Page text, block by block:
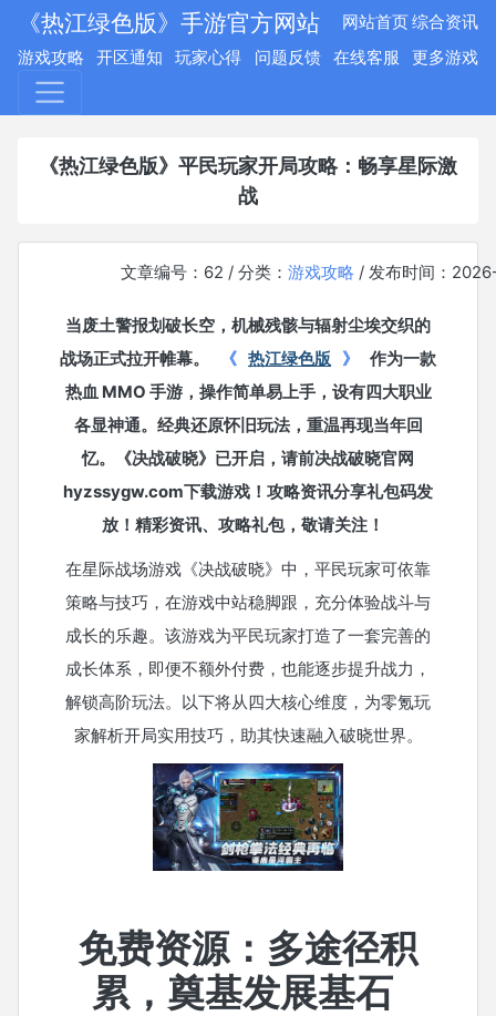
《热江绿色版》手游官方网站 网站首页综合资讯
游戏攻略
开区通知 玩家心得 问题反馈 在线客服 更多游戏
《热江绿色版》平民玩家开局攻略：畅享星际激
战
文章编号：62 / 分类：游戏攻略 / 发布时间：
当废土警报划破长空，机械残骸与辐射尘埃交织的
战场正式拉开帷幕。
《 热江绿色版 》
作为一款
热血 MMO 手游，操作简单易上手，设有四大职业
各显神通。经典还原怀旧玩法，重温再现当年回
忆。《决战破晓》已开启，请前决战破晓官网
hyzssygw.com下载游戏！攻略资讯分享礼包码发
放！精彩资讯、攻略礼包，敬请关注！
在星际战场游戏《决战破晓》中，平民玩家可依靠
策略与技巧，在游戏中站稳脚跟，充分体验战斗与
成长的乐趣。该游戏为平民玩家打造了一套完善的
成长体系，即便不额外付费，也能逐步提升战力，
解锁高阶玩法。以下将从四大核心维度，为零氪玩
家解析开局实用技巧，助其快速融入破晓世界。
免费资源：多途径积
累，奠基发展基石